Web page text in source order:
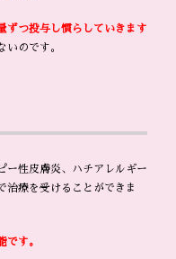
ずつ投与し慣らしていきます
いのです。
ー性皮膚炎、ハチアレルギー
治療を受けることができま
です。